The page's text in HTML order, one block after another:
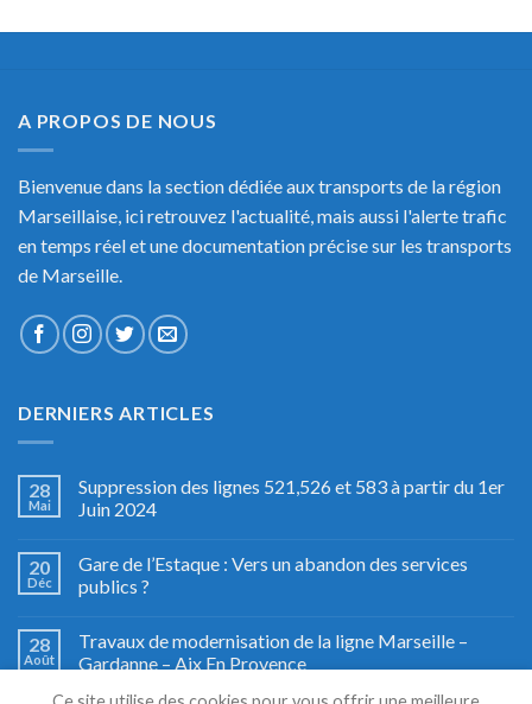
A PROPOS DE NOUS
Bienvenue dans la section dédiée aux transports de la région
Marseillaise, ici retrouvez l'actualité, mais aussi l'alerte trafic
en temps réel et une documentation précise sur les transports
de Marseille.
DERNIERS ARTICLES
28
Mai
Suppression des lignes 521,526 et 583 à partir du 1er
Juin 2024
20
Déc
Gare de l’Estaque : Vers un abandon des services
publics ?
28
Août
Travaux de modernisation de la ligne Marseille –
Gardanne – Aix En Provence